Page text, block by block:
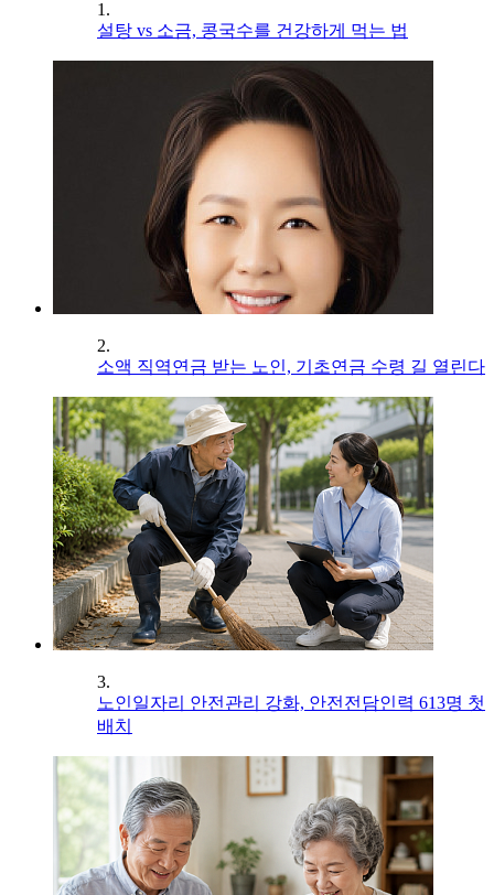
1.
설탕 vs 소금, 콩국수를 건강하게 먹는 법
2.
소액 직역연금 받는 노인, 기초연금 수령 길 열린다
3.
노인일자리 안전관리 강화, 안전전담인력 613명 첫
배치